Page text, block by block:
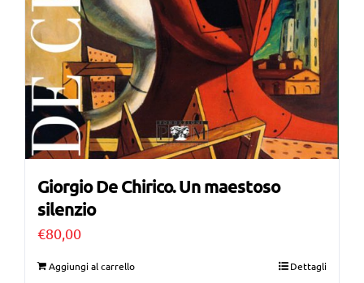
Giorgio De Chirico. Un maestoso
silenzio
€80,00
Aggiungi al carrello Dettagli